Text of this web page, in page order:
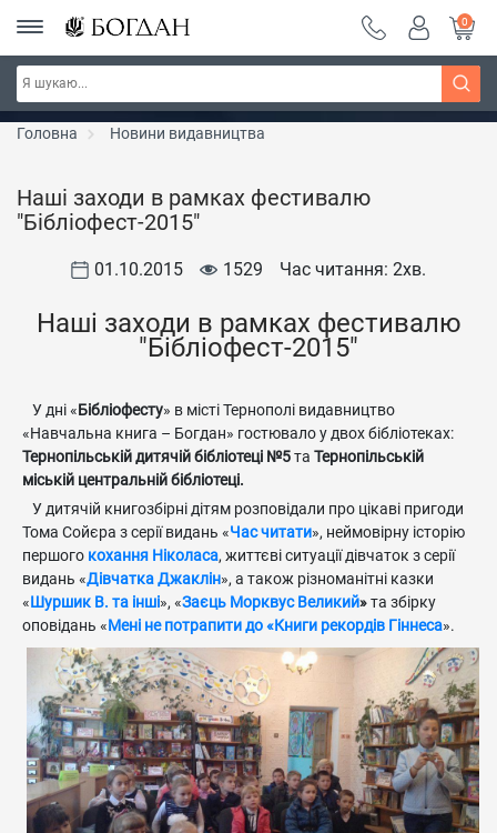
Серія "Чейзіана" ~ знижка 20%
0
Головна Новини видавництва
Наші заходи в рамках фестивалю
"Бібліофест-2015"
01.10.2015 1529 Час читання: 2хв.
Наші заходи в рамках фестивалю
"Бібліофест-2015"
У дні «Бібліофесту» в місті Тернополі видавництво
«Навчальна книга – Богдан» гостювало у двох бібліотеках:
Тернопільській дитячій бібліотеці №5та Тернопільській
міській центральній бібліотеці.
У дитячій книгозбірні дітям розповідали про цікаві пригоди
Тома Сойєра з серії видань «Час читати», неймовірну історію
першого кохання Ніколаса, життєві ситуації дівчаток з серії
видань «Дівчатка Джаклін», а також різноманітні казки
«Шуршик В. та інші», «Заєць Морквус Великий»та збірку
оповідань «Мені не потрапити до «Книги рекордів Гіннеса».